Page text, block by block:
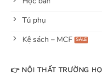
Tủ phụ
Kệ sách – MCF
👉 NỘI THẤT TRƯỜNG